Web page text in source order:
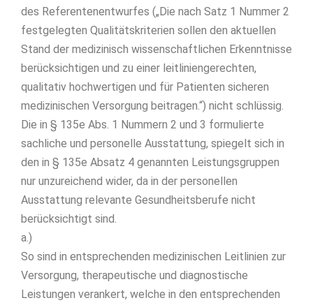
des Referentenentwurfes („Die nach Satz 1 Nummer 2
festgelegten Qualitätskriterien sollen den aktuellen
Stand der medizinisch wissenschaftlichen Erkenntnisse
berücksichtigen und zu einer leitliniengerechten,
qualitativ hochwertigen und für Patienten sicheren
medizinischen Versorgung beitragen.“) nicht schlüssig.
Die in § 135e Abs. 1 Nummern 2 und 3 formulierte
sachliche und personelle Ausstattung, spiegelt sich in
den in § 135e Absatz 4 genannten Leistungsgruppen
nur unzureichend wider, da in der personellen
Ausstattung relevante Gesundheitsberufe nicht
berücksichtigt sind.
a.)
So sind in entsprechenden medizinischen Leitlinien zur
Versorgung, therapeutische und diagnostische
Leistungen verankert, welche in den entsprechenden